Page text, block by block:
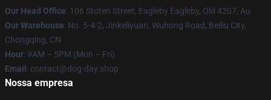
Our Head Office: 106 Stoten Street, Eagleby Eagleby, Qld 4207, Au
Our Warehouse: No. 5-4-2, Jinkeliyuan, Wuhong Road, Beiliu City,
Chongqing, CN
Hour: 9AM – 5PM (Mon – Fri)
Email : contact@dog-day.shop
Nossa empresa